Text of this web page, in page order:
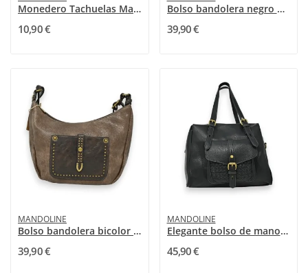
Monedero Tachuelas Mandolina Gris Metálico
10,90 €
Bolso bandolera negro Mandoline
39,90 €
MANDOLINE
Bolso bandolera bicolor marrón topo de Mandoline
39,90 €
MANDOLINE
Elegante bolso de mano Mandoline negro
45,90 €